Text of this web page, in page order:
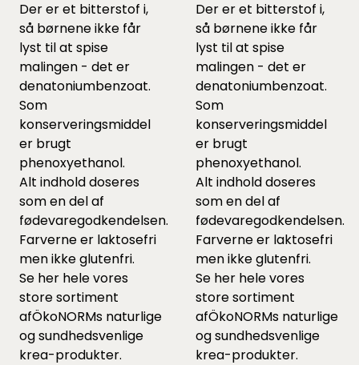
Der er et bitterstof i,
så børnene ikke får
lyst til at spise
malingen - det er
denatoniumbenzoat.
Som
konserveringsmiddel
er brugt
phenoxyethanol.
Alt indhold doseres
som en del af
fødevaregodkendelsen.
Farverne er laktosefri
men ikke glutenfri.
Se her hele vores
store sortiment
afÖkoNORMs naturlige
og sundhedsvenlige
krea-produkter.
Der er et bitterstof i,
så børnene ikke får
lyst til at spise
malingen - det er
denatoniumbenzoat.
Som
konserveringsmiddel
er brugt
phenoxyethanol.
Alt indhold doseres
som en del af
fødevaregodkendelsen.
Farverne er laktosefri
men ikke glutenfri.
Se her hele vores
store sortiment
afÖkoNORMs naturlige
og sundhedsvenlige
krea-produkter.